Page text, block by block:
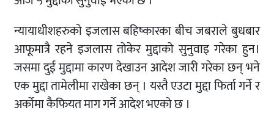
न्यायाधीशहरुको इजलास बहिष्कारका बीच जबराले बुधबार
आफूमात्रै रहने इजलास तोकेर मुद्दाको सुनुवाइ गरेका हुन।
जसमा दुई मुद्दामा कारण देखाउन आदेश जारी गरेका छन् भने
एक मुद्दा तामेलीमा राखेका छन् । यस्तै एउटा मुद्दा फिर्ता गर्ने र
अर्कोमा कैफियत माग गर्ने आदेश भएको छ ।